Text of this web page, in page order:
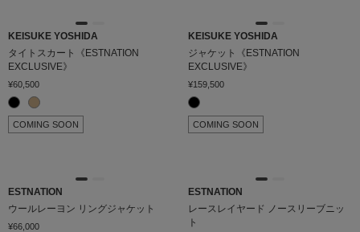
KEISUKE YOSHIDA
タイトスカート《ESTNATION
EXCLUSIVE》
¥60,500
COMING SOON
KEISUKE YOSHIDA
ジャケット《ESTNATION
EXCLUSIVE》
¥159,500
COMING SOON
ESTNATION
ウールレーヨン リングジャケット
¥66,000
ESTNATION
レースレイヤード ノースリーブニッ
ト